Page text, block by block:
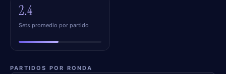
2.4
Sets promedio por partido
PARTIDOS POR RONDA